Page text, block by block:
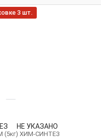
НЕ УКАЗАНО
(5кг) ХИМ-СИНТЕЗ
3 шт.